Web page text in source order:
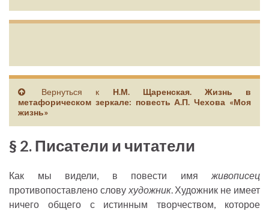
Вернуться к Н.М. Щаренская. Жизнь в
метафорическом зеркале: повесть А.П. Чехова «Моя
жизнь»
§ 2. Писатели и читатели
Как мы видели, в повести имя живописец
противопоставлено слову художник. Художник не имеет
ничего общего с истинным творчеством, которое